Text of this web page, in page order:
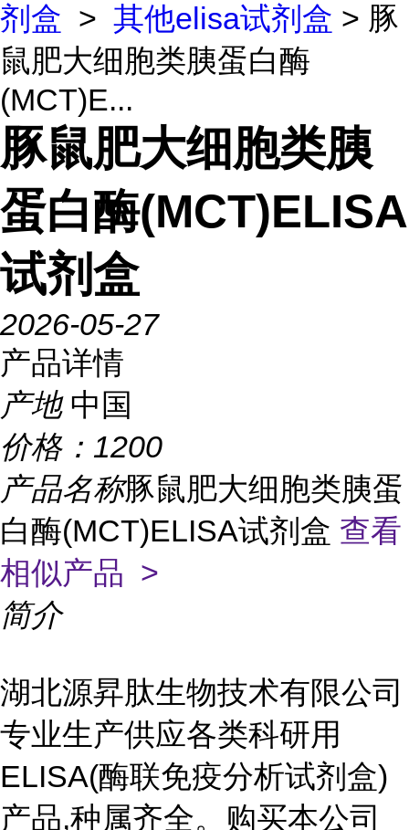
剂盒 > 其他elisa试剂盒 > 豚
鼠肥大细胞类胰蛋白酶
(MCT)E...
豚鼠肥大细胞类胰
蛋白酶(MCT)ELISA
试剂盒
2026-05-27
产品详情
产地 中国
价格： 1200
产品名称豚鼠肥大细胞类胰蛋
白酶(MCT)ELISA试剂盒 查看
相似产品 >
简介
湖北源昇肽生物技术有限公司
专业生产供应各类科研用
ELISA(酶联免疫分析试剂盒)
产品,种属齐全。购买本公司